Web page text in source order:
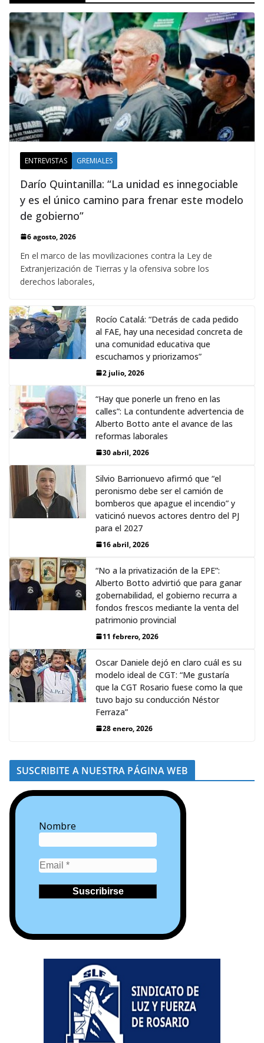
ENTREVISTAS GREMIALES
Darío Quintanilla: “La unidad es innegociable
y es el único camino para frenar este modelo
de gobierno”
6 agosto, 2026
En el marco de las movilizaciones contra la Ley de
Extranjerización de Tierras y la ofensiva sobre los
derechos laborales,
Rocío Catalá: “Detrás de cada pedido
al FAE, hay una necesidad concreta de
una comunidad educativa que
escuchamos y priorizamos”
2 julio, 2026
“Hay que ponerle un freno en las
calles”: La contundente advertencia de
Alberto Botto ante el avance de las
reformas laborales
30 abril, 2026
Silvio Barrionuevo afirmó que “el
peronismo debe ser el camión de
bomberos que apague el incendio” y
vaticinó nuevos actores dentro del PJ
para el 2027
16 abril, 2026
“No a la privatización de la EPE”:
Alberto Botto advirtió que para ganar
gobernabilidad, el gobierno recurra a
fondos frescos mediante la venta del
patrimonio provincial
11 febrero, 2026
Oscar Daniele dejó en claro cuál es su
modelo ideal de CGT: “Me gustaría
que la CGT Rosario fuese como la que
tuvo bajo su conducción Néstor
Ferraza”
28 enero, 2026
SUSCRIBITE A NUESTRA PÁGINA WEB
Nombre